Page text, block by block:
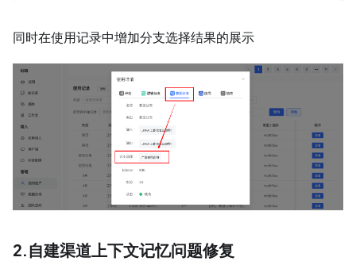
同时在使用记录中增加分支选择结果的展示
2.自建渠道上下文记忆问题修复